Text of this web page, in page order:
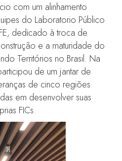
com um alinhamento
do Laboratorio Público
dedicado à troca de
e a maturidade do
Territórios no Brasil. Na
de um jantar de
de cinco regiões
em desenvolver suas
FICs.